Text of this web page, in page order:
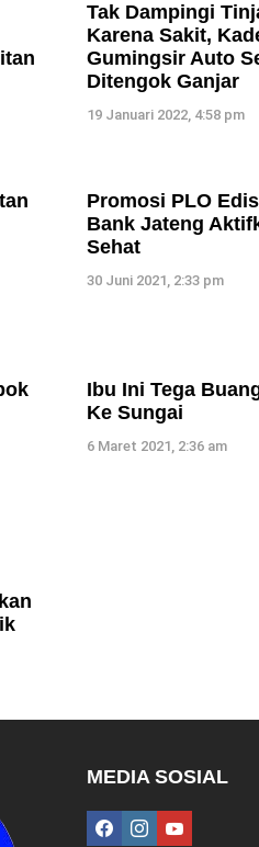
Tak Dampingi
Karena Sakit,
Gumingsir Auto
Ditengok Ganjar
19 Januari 2022, 4:58 pm
Promosi PLO
Bank Jateng
Sehat
30 Juni 2021, 2:33 pm
Ibu Ini Tega
Ke Sungai
6 Maret 2021, 2:36 am
MEDIA SOSIAL
facebookinstagramyoutube